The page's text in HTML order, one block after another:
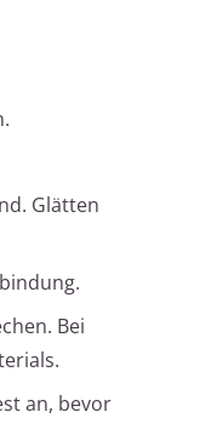
Glätten
Bei
an, bevor